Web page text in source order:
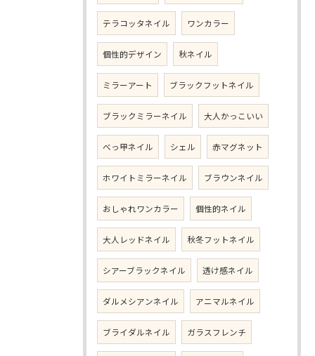
テラコッタネイル ワンカラー
個性的デザイン 秋ネイル
ミラーアート ブラックフットネイル
ブラックミラーネイル 大人かっこいい
べっ甲ネイル シェル 赤マグネット
ホワイトミラーネイル ブラウンネイル
おしゃれワンカラー 個性的ネイル
大人レッドネイル 秋冬フットネイル
シアーブラックネイル 透け感ネイル
ダルメシアンネイル アニマルネイル
ブライダルネイル ガラスフレンチ